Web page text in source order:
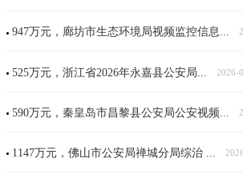
947万元，廊坊市生态环境局视频监控信息...
525万元，浙江省2026年永嘉县公安局... 2026-
590万元，秦皇岛市昌黎县公安局公安视频...
1147万元，佛山市公安局禅城分局综治 ...